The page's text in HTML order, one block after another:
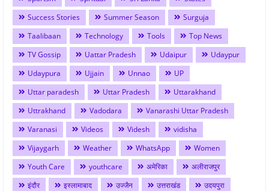
Success Stories
Summer Season
Surguja
Taalibaan
Technology Tools
Top News
TV Gossip
Uattar Pradesh Udaipur
Udaypur
Udaypura
Ujjain Unnao
UP
Uttar paradesh
Uttar Pradesh
Uttarakhand
Uttrakhand
Vadodara
Vanarashi Uttar Pradesh
Varanasi
Videos Videsh
vidisha
Vijaygarh
Weather WhatsApp
Women
Youth Care
youthcare अमेरिका
अलीराजपुर
इंदौर
इस्लामाबाद उज्जैन उत्तराखंड
उदयपुरा